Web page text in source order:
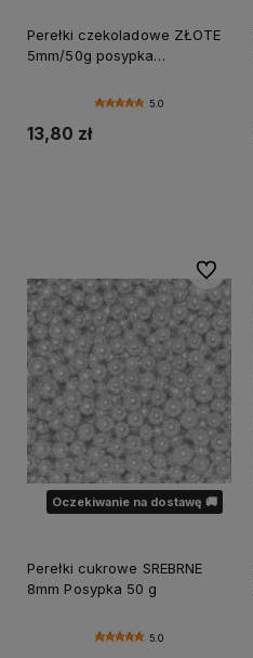
Perełki czekoladowe ZŁOTE
5mm/50g posypka
5.0
13,80 zł
Oczekiwanie na dostawę 🚚
Perełki cukrowe SREBRNE
8mm Posypka 50 g
5.0
Do